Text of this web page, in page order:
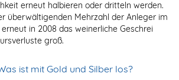
erneut halbieren oder dritteln werden.
überwältigenden Mehrzahl der Anleger im
in 2008 das weinerliche Geschrei
groß.
ist mit Gold und Silber los?